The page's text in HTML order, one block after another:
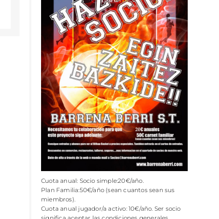
Cuota anual: Socio simple:20€/año.
Plan Familia:50€/año (sean cuantos sean sus
miembros).
Cuota anual jugador/a activo: 10€/año. Ser socio